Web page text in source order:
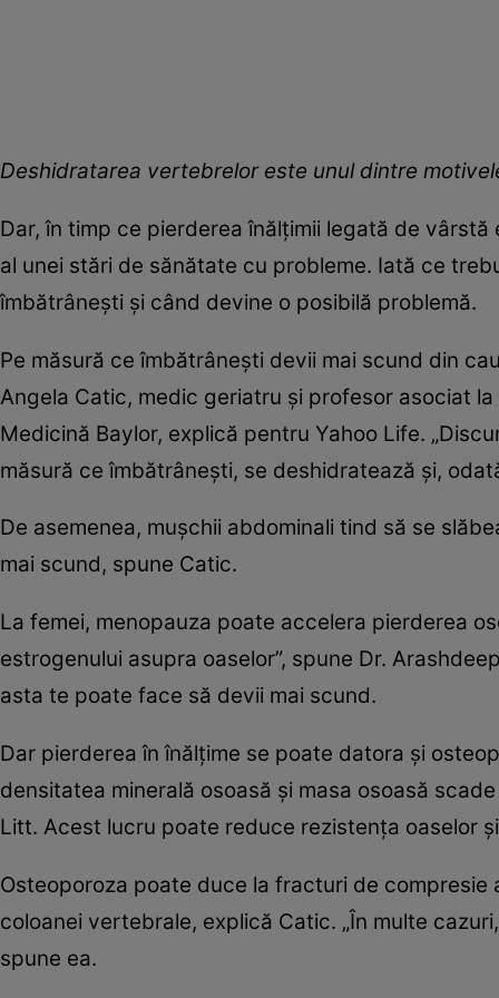
Deshidratarea vertebrelor este unul dintre
Dar, în timp ce pierderea înălțimii legată de
al unei stări de sănătate cu probleme. Iată ce
îmbătrânești și când devine o posibilă problemă.
Pe măsură ce îmbătrânești devii mai scund din
Angela Catic, medic geriatru și profesor asociat
Medicină Baylor, explică pentru Yahoo Life.
măsură ce îmbătrânești, se deshidratează și,
De asemenea, mușchii abdominali tind să se
mai scund, spune Catic.
La femei, menopauza poate accelera pierderea
estrogenului asupra oaselor”, spune Dr.
asta te poate face să devii mai scund.
Dar pierderea în înălțime se poate datora și
densitatea minerală osoasă și masa osoasă
Litt. Acest lucru poate reduce rezistența oaselor
Osteoporoza poate duce la fracturi de
coloanei vertebrale, explică Catic. „În multe
spune ea.